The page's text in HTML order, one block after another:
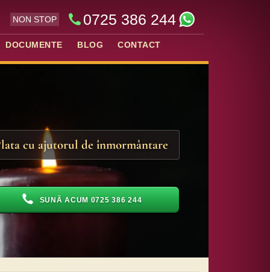
NON STOP 0725 386 244
DOCUMENTE BLOG CONTACT
cu ajutorul de înmormântare
SUNĂ ACUM 0725 386 244